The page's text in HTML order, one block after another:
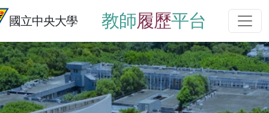
國立中央大學 教師履歷平台